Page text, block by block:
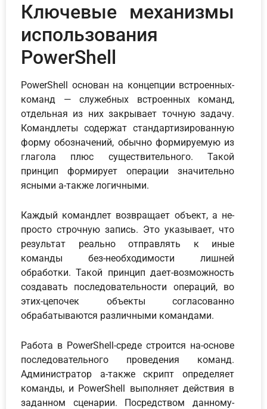
Ключевые механизмы
использования
PowerShell
PowerShell основан на концепции встроенных-
команд — служебных встроенных команд,
отдельная из них закрывает точную задачу.
Командлеты содержат стандартизированную
форму обозначений, обычно формируемую из
глагола плюс существительного. Такой
принцип формирует операции значительно
ясными а-также логичными.
Каждый командлет возвращает объект, а не-
просто строчную запись. Это указывает, что
результат реально отправлять к иные
команды без-необходимости лишней
обработки. Такой принцип дает-возможность
создавать последовательности операций, во
этих-цепочек объекты согласованно
обрабатываются различными командами.
Работа в PowerShell-среде строится на-основе
последовательного проведения команд.
Администратор а-также скрипт определяет
команды, и PowerShell выполняет действия в
заданном сценарии. Посредством данному-